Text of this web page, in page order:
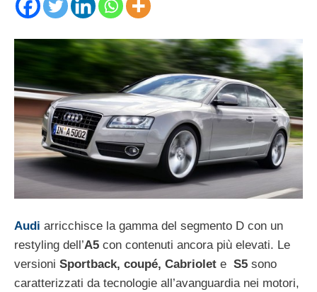
Audi arricchisce la gamma del segmento D con un
restyling dell’A5 con contenuti ancora più elevati. Le
versioni Sportback, coupé, Cabriolet e S5 sono
caratterizzati da tecnologie all’avanguardia nei motori,